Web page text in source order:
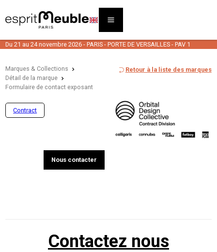
Du 21 au 24 novembre 2026 - PARIS - PORTE DE VERSAILLES - PAV 1
Marques & Collections
Détail de la marque
Formulaire de contact exposant
Retour à la liste des marques
Contract
Nous contacter
Contactez nous